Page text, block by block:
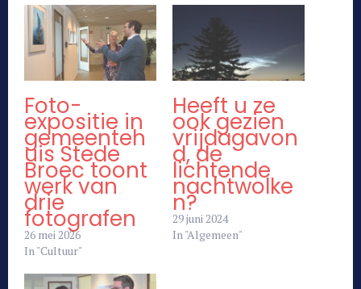
Foto-
expositie in
gemeenteh
uis Stede
Broec toont
werk van
drie
fotografen
26 mei 2026
In "Cultuur"
Heeft u ze
ook gezien
vrijdagavon
d, de
lichtende
nachtwolke
n?
29 juni 2024
In "Algemeen"